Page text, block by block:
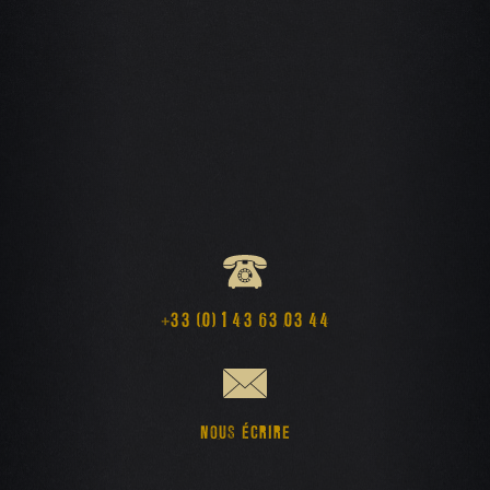
+33 (0) 1 43 63 03 44
NOUS ÉCRIRE